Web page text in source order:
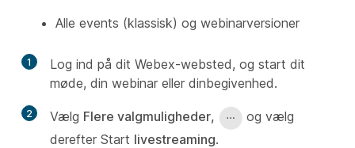
Alle events (klassisk) og webinarversioner
1
Log ind på dit Webex-websted, og start dit
møde, din webinar eller dinbegivenhed.
2 Vælg Flere valgmuligheder,
og vælg
derefter Start livestreaming.